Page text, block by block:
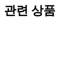
관련 상품